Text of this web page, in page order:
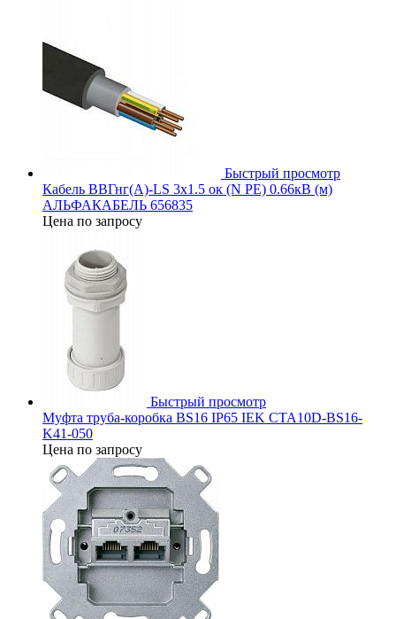
Быстрый просмотр
Кабель ВВГнг(А)-LS 3х1.5 ок (N PE) 0.66кВ (м)
АЛЬФАКАБЕЛЬ 656835
Цена по запросу
Быстрый просмотр
Муфта труба-коробка BS16 IP65 IEK CTA10D-BS16-
K41-050
Цена по запросу